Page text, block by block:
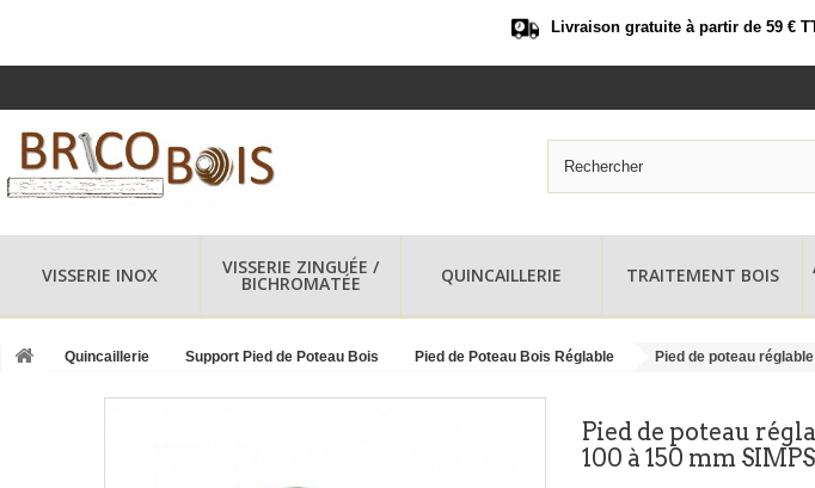
Livraison gratuite à partir de 59 €
VISSERIE INOX VISSERIE ZINGUÉE /
BICHROMATÉE QUINCAILLERIE TRAITEMENT BOIS
Quincaillerie Support Pied de Poteau Bois Pied de Poteau Bois Réglable Pied de poteau
Pied de poteau
100 à 150 mm